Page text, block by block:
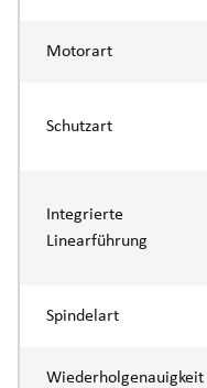
Motorart
Schutzart
Integrierte
Linearführung
Spindelart
Wiederholgenauigkeit